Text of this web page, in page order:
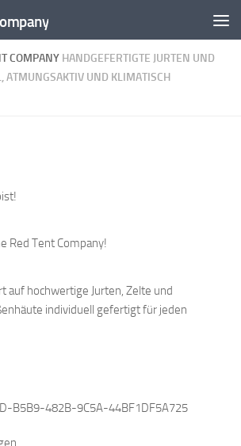
COMPANY HANDGEFERTIGTE JURTEN UND
ATMUNGSAKTIV UND KLIMATISCH
Red Tent Company!
auf hochwertige Jurten, Zelte und
individuell gefertigt für jeden